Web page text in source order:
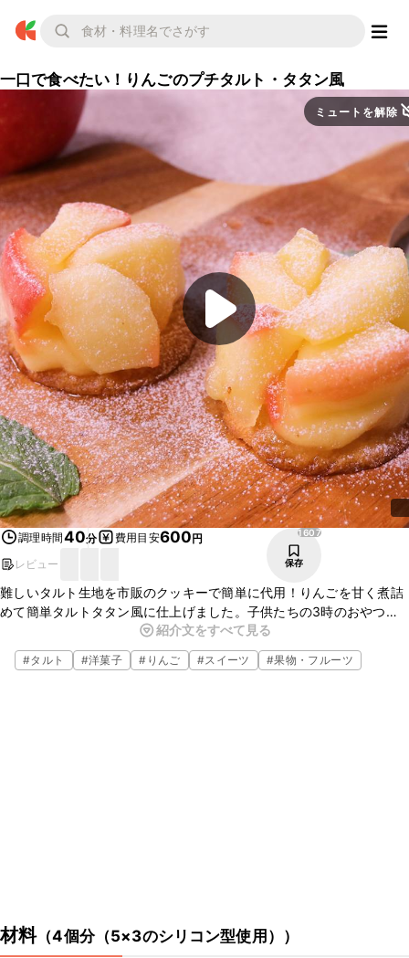
一口で食べたい！りんごのプチタルト・タタン風
ミュートを解除
調理時間40分 費用目安600円
レビュー
1607
保存
難しいタルト生地を市販のクッキーで簡単に代用！りんごを甘く煮詰
めて簡単タルトタタン風に仕上げました。子供たちの3時のおやつ
に、自分へのご褒美に。休日にちょっと甘いものを作りたい時に。ぜ
ひ作ってみてくださいね。
紹介文をすべて見る
#タルト #洋菓子 # りんご #スイーツ #果物・フルーツ
材料（4個分（5×3のシリコン型使用） ）